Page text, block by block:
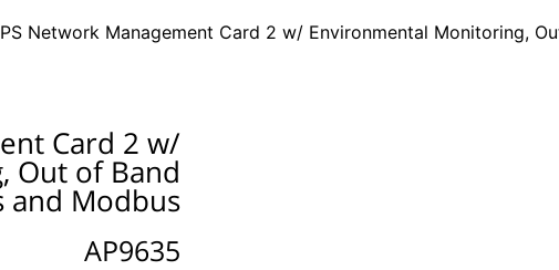
Network Management Card 2 w/ Environmental Monitoring,
Card 2 w/
Out of Band
and Modbus
AP9635